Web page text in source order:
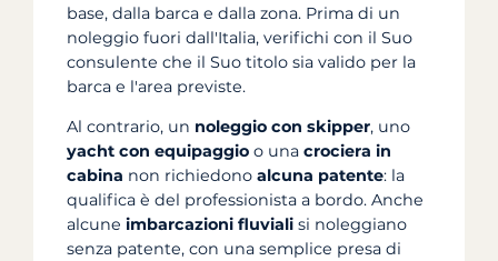
base, dalla barca e dalla zona. Prima di un
noleggio fuori dall'Italia, verifichi con il Suo
consulente che il Suo titolo sia valido per la
barca e l'area previste.
Al contrario, un noleggio con skipper, uno
yacht con equipaggio o una crociera in
cabina non richiedono alcuna patente: la
qualifica è del professionista a bordo. Anche
alcune imbarcazioni fluviali si noleggiano
senza patente, con una semplice presa di